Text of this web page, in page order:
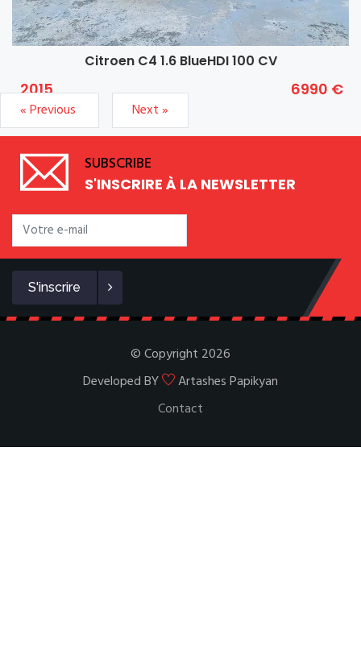
Citroen C4 1.6 BlueHDI 100 CV
2015 6990 €
« Previous Next »
SUBSCRIBE
S'INSCRIRE À LA NEWSLETTER
S'inscrire
© Copyright 2026
Developed BY
Artashes Papikyan
Contact